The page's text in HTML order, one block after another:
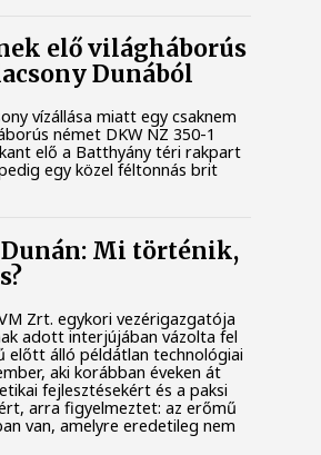
elő világháborús
Dunából
vízállása miatt egy csaknem
német DKW NZ 350-1
elő a Batthyány téri rakpart
egy közel féltonnás brit
Dunán: Mi történik,
Zrt. egykori vezérigazgatója
adott interjújában vázolta fel
előtt álló példátlan technológiai
aki korábban éveken át
fejlesztésekért és a paksi
arra figyelmeztet: az erőmű
van, amelyre eredetileg nem